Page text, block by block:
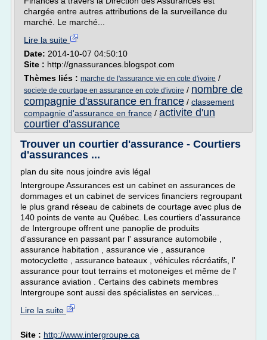
chargée entre autres attributions de la surveillance du
marché. Le marché...
Lire la suite
Date: 2014-10-07 04:50:10
Site : http://gnassurances.blogspot.com
Thèmes liés : marche de l'assurance vie en cote d'ivoire /
societe de courtage en assurance en cote d'ivoire / nombre de
compagnie d'assurance en france / classement
compagnie d'assurance en france / activite d'un
courtier d'assurance
Trouver un courtier d'assurance - Courtiers
d'assurances ...
plan du site nous joindre avis légal
Intergroupe Assurances est un cabinet en assurances de
dommages et un cabinet de services financiers regroupant
le plus grand réseau de cabinets de courtage avec plus de
140 points de vente au Québec. Les courtiers d'assurance
de Intergroupe offrent une panoplie de produits
d'assurance en passant par l' assurance automobile ,
assurance habitation , assurance vie , assurance
motocyclette , assurance bateaux , véhicules récréatifs, l'
assurance pour tout terrains et motoneiges et même de l'
assurance aviation . Certains des cabinets membres
Intergroupe sont aussi des spécialistes en services...
Lire la suite
Site : http://www.intergroupe.ca